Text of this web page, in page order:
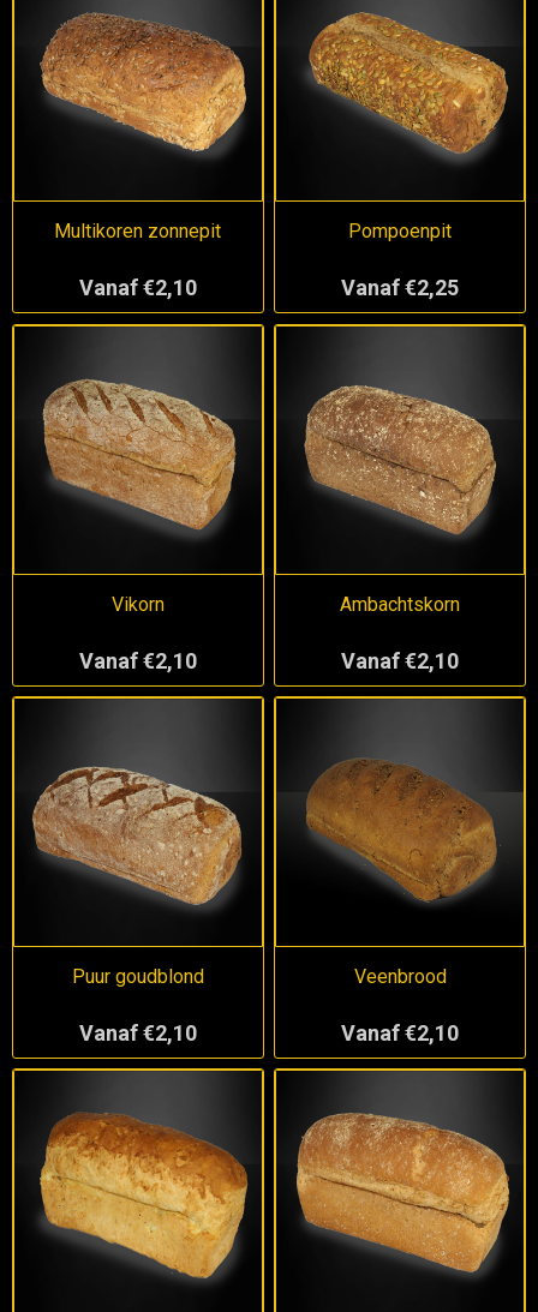
Multikoren zonnepit
Vanaf €2,10
Pompoenpit
Vanaf €2,25
Vikorn
Vanaf €2,10
Ambachtskorn
Vanaf €2,10
Puur goudblond
Vanaf €2,10
Veenbrood
Vanaf €2,10